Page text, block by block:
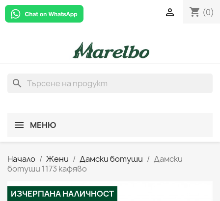
shopping_cart (0)

search
МЕНЮ
Начало Жени Дамски ботуши
Дамски
ботуши 1173 кафяво
ИЗЧЕРПАНА НАЛИЧНОСТ